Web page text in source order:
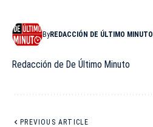
ByREDACCIÓN DE ÚLTIMO MINUTO
Redacción de De Último Minuto
PREVIOUS ARTICLE